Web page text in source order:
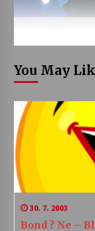
You May
30. 7. 2003
Bond ? Ne –